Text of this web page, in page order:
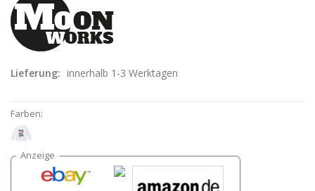
Lieferung: innerhalb 1-3 Werktagen
Farben: